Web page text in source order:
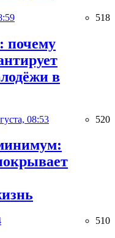
518
почему
в
08:53 520
510